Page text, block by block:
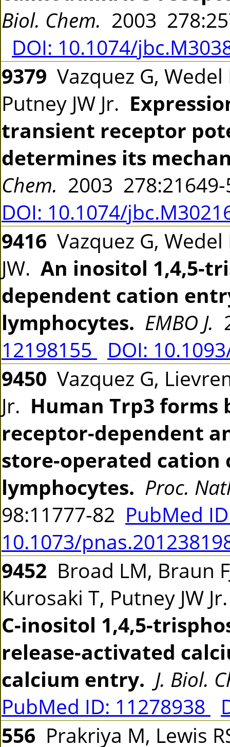
Biol. Chem. 2003
DOI: 10.1074/
9379 Vazquez G,
Putney JW Jr.
transient receptor
determines its
Chem. 2003
DOI: 10.1074/
9416 Vazquez G, Wedel
JW. An inositol 1,4,5-
dependent cation
lymphocytes. EMBO J.
12198155
DOI:
9450 Vazquez G,
Jr. Human Trp3
receptor-dependent
store-operated cation
lymphocytes. Proc.
98:11777-82 PubMed
10.1073/
9452 Broad LM, Braun
Kurosaki T, Putney JW
C-inositol 1,4,5-
release-activated
calcium entry. J. Biol.
PubMed ID: 11278938
556 Prakriya M, Lewis